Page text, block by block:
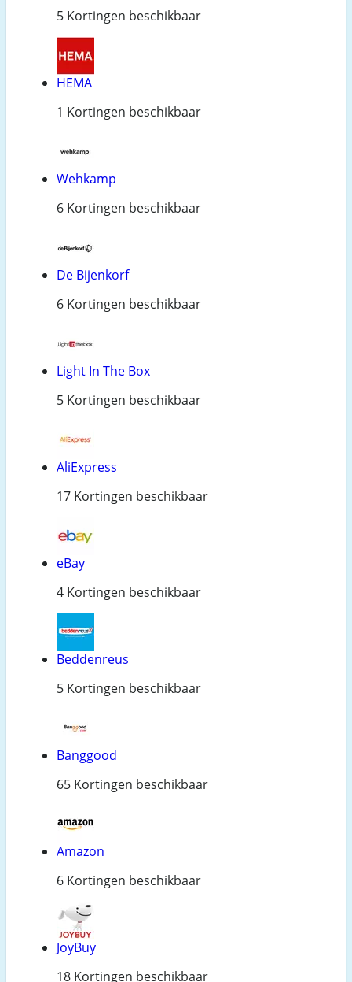
5 Kortingen beschikbaar
HEMA
1 Kortingen beschikbaar
Wehkamp
6 Kortingen beschikbaar
De Bijenkorf
6 Kortingen beschikbaar
Light In The Box
5 Kortingen beschikbaar
AliExpress
17 Kortingen beschikbaar
eBay
4 Kortingen beschikbaar
Beddenreus
5 Kortingen beschikbaar
Banggood
65 Kortingen beschikbaar
Amazon
6 Kortingen beschikbaar
JoyBuy
18 Kortingen beschikbaar